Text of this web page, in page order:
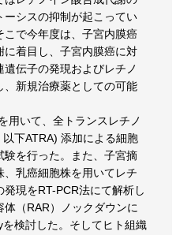
シスの抑制が起こってい
こで今年度は、子宮内膜癌
に着目し、子宮内膜癌に対
伝子の発現およびレチノ
、新規治療薬としての可能
用いて、全トランスレチノ
下ATRA) 添加による細胞
を行った。また、子宮摘
乳癌細胞株を用いてレチ
現をRT-PCR法にて解析し
（RAR）ノックダウンに
検討した。そしてヒト組織